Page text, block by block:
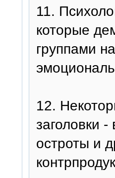
11.
которые
группами
12.
заголовки
остроты и